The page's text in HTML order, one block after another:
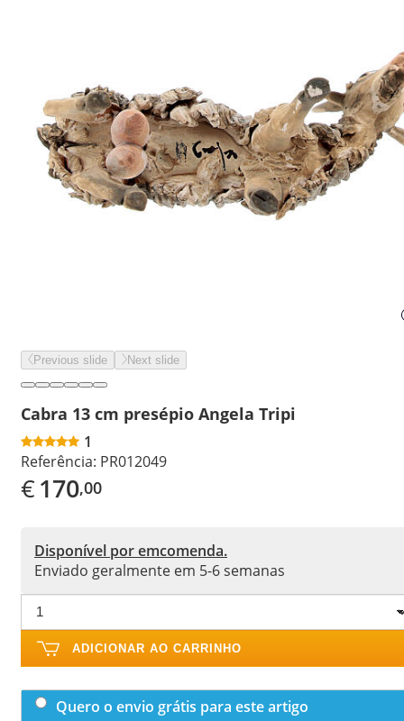
Previous slide Next slide
Cabra 13 cm presépio Angela Tripi
1
Referência: PR012049
€170,00
Disponível por emcomenda.
Enviado geralmente em 5-6 semanas
ADICIONAR AO CARRINHO
Quero o envio grátis para este artigo